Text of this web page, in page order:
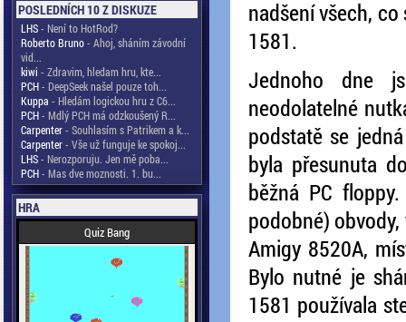
POSLEDNÍCH 10 Z DISKUZE
LHS- Není to HotRod?
Roberto Bruno- Ahoj, sháním závodní
vid...
kiwi - Zdravim, hledam hru, kte...
PCH- DeepSeek našel pouze toh...
Kuppa - Hledám logickou hru z C6...
PCH- Mdlý PCH má odzkoušený R...
Carpenter- Souhlasím s Patrikem a k...
Carpenter- Vše už funguje ke spokoj...
LHS- Nerozporuju. Jen mě poba...
PCH- Mas dve moznosti. 1. bu...
HRA
Quiz Bang
nadšení všech,
1581.
Jednoho dne
neodolatelné
podstatě se
byla přesunuta
běžná PC
podobné)
Amigy 8520A,
Bylo nutné je
1581 používala